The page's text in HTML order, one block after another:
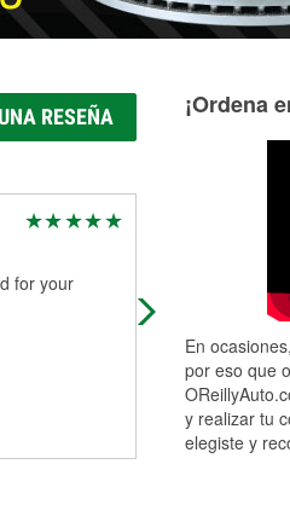
RESEÑA
for your
Our driving
ruined due to a
to call it quits
More
¡Ordena
En
por eso que
y realizar tu
elegiste y